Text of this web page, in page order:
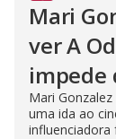
Mari
ver A
impede
Mari
uma ida ao
influenciadora